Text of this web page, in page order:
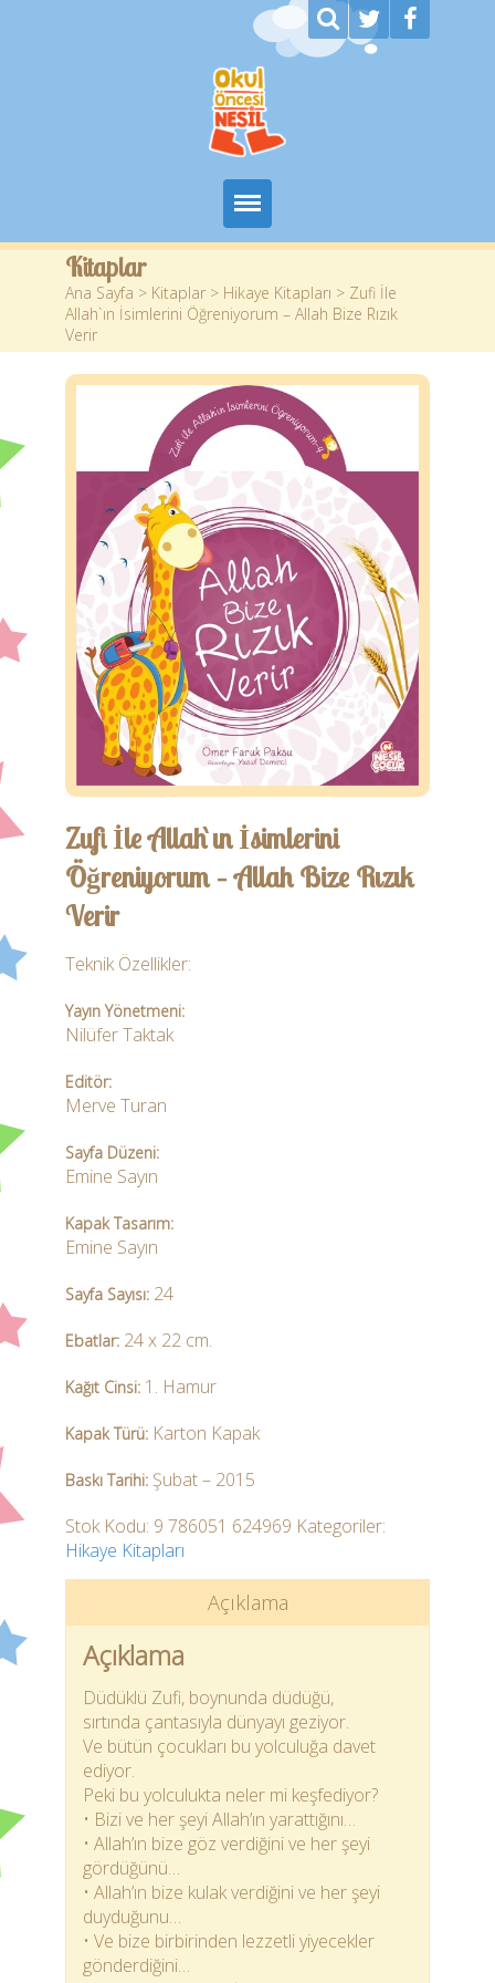
Ana Sayfa
Kurumsal
Kitaplar
Yazarlar
Planlar
Öğretmen
Ebeveyn
İletişim
Kitaplar
Ana Sayfa > Kitaplar > Hikaye Kitapları > Zufi İle
Allah`ın İsimlerini Öğreniyorum – Allah Bize Rızık
Verir
Zufi İle Allah`ın İsimlerini
Öğreniyorum – Allah Bize Rızık
Verir
Teknik Özellikler:
Yayın Yönetmeni:
Nilüfer Taktak
Editör:
Merve Turan
Sayfa Düzeni:
Emine Sayın
Kapak Tasarım:
Emine Sayın
Sayfa Sayısı: 24
Ebatlar: 24 x 22 cm.
Kağıt Cinsi: 1. Hamur
Kapak Türü: Karton Kapak
Baskı Tarihi: Şubat – 2015
Stok Kodu: 9 786051 624969 Kategoriler:
Hikaye Kitapları
Açıklama
Açıklama
Düdüklü Zufi, boynunda düdüğü,
sırtında çantasıyla dünyayı geziyor.
Ve bütün çocukları bu yolculuğa davet
ediyor.
Peki bu yolculukta neler mi keşfediyor?
• Bizi ve her şeyi Allah’ın yarattığını…
• Allah’ın bize göz verdiğini ve her şeyi
gördüğünü…
• Allah’ın bize kulak verdiğini ve her şeyi
duyduğunu…
• Ve bize birbirinden lezzetli yiyecekler
gönderdiğini…